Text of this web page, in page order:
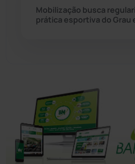
Mobilização busca
prática esportiva do Grau